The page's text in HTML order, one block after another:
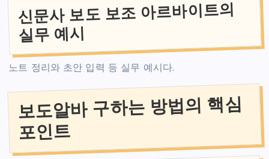
신문사 보도 보조 아르바이트의
실무 예시
노트 정리와 초안 입력 등 실무 예시다.
보도알바 구하는 방법의 핵심
포인트